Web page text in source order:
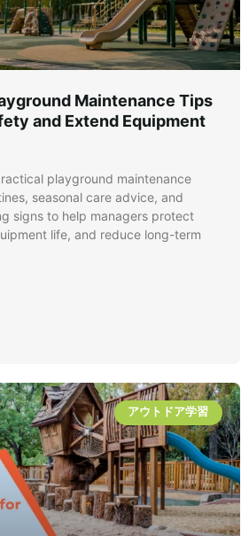
Maintenance Tips
and Extend Equipment
playground maintenance
seasonal care advice, and
signs to help managers protect
life, and reduce long-term
アウトドア学習